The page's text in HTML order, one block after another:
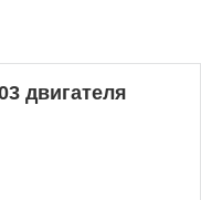
двигателя